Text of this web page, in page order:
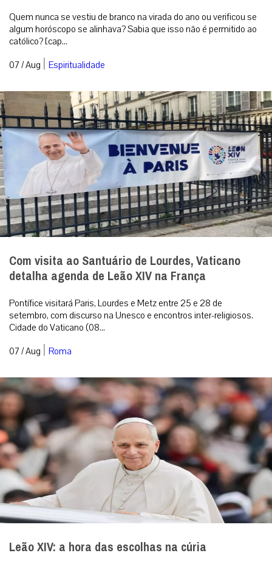
Quem nunca se vestiu de branco na virada do ano ou verificou se
algum horóscopo se alinhava? Sabia que isso não é permitido ao
católico? [cap...
07 / Aug | Espiritualidade
Com visita ao Santuário de Lourdes, Vaticano
detalha agenda de Leão XIV na França
Pontífice visitará Paris, Lourdes e Metz entre 25 e 28 de
setembro, com discurso na Unesco e encontros inter-religiosos.
Cidade do Vaticano (08...
07 / Aug | Roma
Leão XIV: a hora das escolhas na cúria